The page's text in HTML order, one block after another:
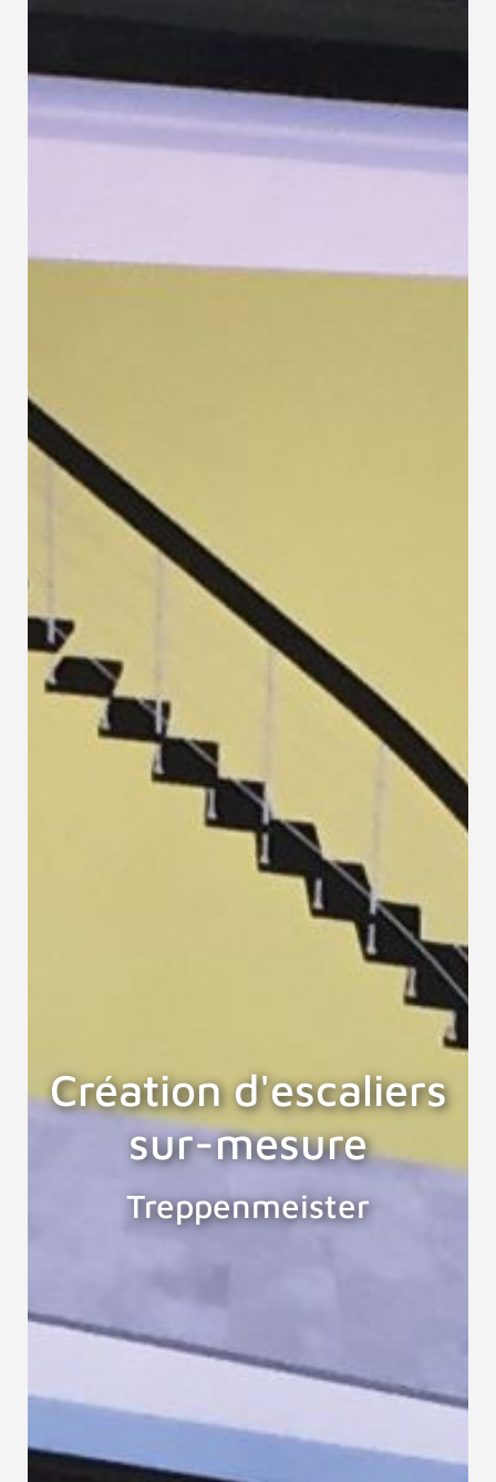
Création d'escaliers
sur-mesure
Treppenmeister